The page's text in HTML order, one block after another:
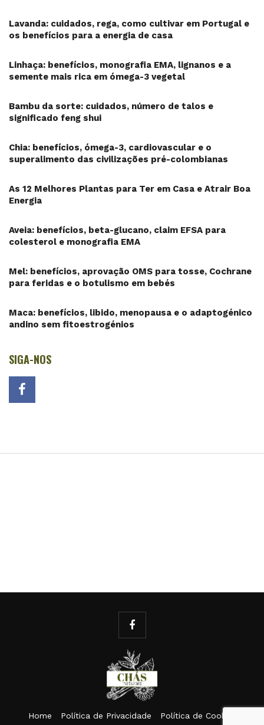
Lavanda: cuidados, rega, como cultivar em Portugal e
os benefícios para a energia de casa
Linhaça: benefícios, monografia EMA, lignanos e a
semente mais rica em ómega-3 vegetal
Bambu da sorte: cuidados, número de talos e
significado feng shui
Chia: benefícios, ómega-3, cardiovascular e o
superalimento das civilizações pré-colombianas
As 12 Melhores Plantas para Ter em Casa e Atrair Boa
Energia
Aveia: benefícios, beta-glucano, claim EFSA para
colesterol e monografia EMA
Mel: benefícios, aprovação OMS para tosse, Cochrane
para feridas e o botulismo em bebés
Maca: benefícios, libido, menopausa e o adaptogénico
andino sem fitoestrogénios
SIGA-NOS
Home Política de Privacidade
Política de Cookies